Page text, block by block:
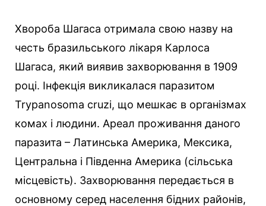
Хвороба Шагаса отримала свою назву на
честь бразильського лікаря Карлоса
Шагаса, який виявив захворювання в 1909
році. Інфекція викликалася паразитом
Trypanosoma cruzi, що мешкає в організмах
комах і людини. Ареал проживання даного
паразита – Латинська Америка, Мексика,
Центральна і Південна Америка (сільська
місцевість). Захворювання передається в
основному серед населення бідних районів,